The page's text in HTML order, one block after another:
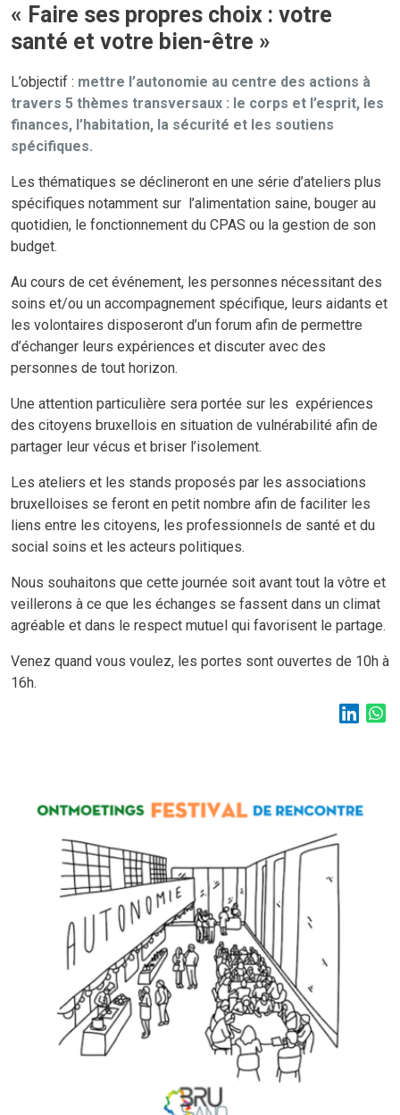
« Faire ses propres choix : votre
santé et votre bien-être »
L’objectif : mettre l’autonomie au centre des actions à
travers 5 thèmes transversaux : le corps et l’esprit, les
finances, l’habitation, la sécurité et les soutiens
spécifiques.
Les thématiques se déclineront en une série d’ateliers plus
spécifiques notamment sur l’alimentation saine, bouger au
quotidien, le fonctionnement du CPAS ou la gestion de son
budget.
Au cours de cet événement, les personnes nécessitant des
soins et/ou un accompagnement spécifique, leurs aidants et
les volontaires disposeront d’un forum afin de permettre
d’échanger leurs expériences et discuter avec des
personnes de tout horizon.
Une attention particulière sera portée sur les expériences
des citoyens bruxellois en situation de vulnérabilité afin de
partager leur vécus et briser l’isolement.
Les ateliers et les stands proposés par les associations
bruxelloises se feront en petit nombre afin de faciliter les
liens entre les citoyens, les professionnels de santé et du
social soins et les acteurs politiques.
Nous souhaitons que cette journée soit avant tout la vôtre et
veillerons à ce que les échanges se fassent dans un climat
agréable et dans le respect mutuel qui favorisent le partage.
Venez quand vous voulez, les portes sont ouvertes de 10h à
16h.